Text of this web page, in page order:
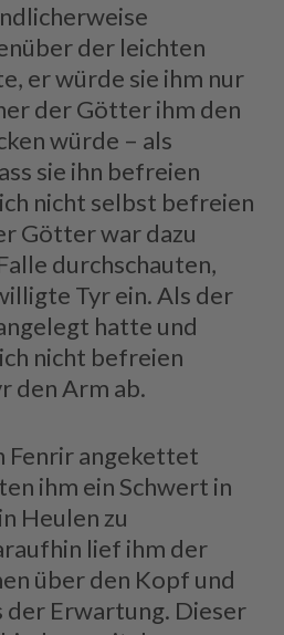
der leichten
er würde sie ihm nur
der Götter ihm den
würde – als
sie ihn befreien
nicht selbst befreien
Götter war dazu
durchschauten,
Tyr ein. Als der
hatte und
nicht befreien
den Arm ab.
Fenrir angekettet
ihm ein Schwert in
Heulen zu
lief ihm der
über den Kopf und
der Erwartung. Dieser